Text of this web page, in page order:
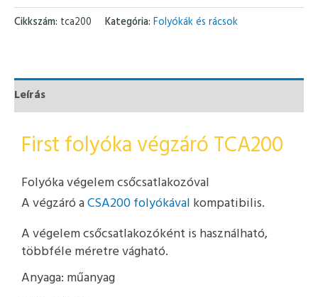
Cikkszám: tca200 Kategória: Folyókák és rácsok
Leírás
First folyóka végzáró TCA200
Folyóka végelem csőcsatlakozóval
A végzáró aCSA200 folyókával kompatibilis.
A végelem csőcsatlakozóként is használható,
többféle méretre vágható.
Anyaga: műanyag